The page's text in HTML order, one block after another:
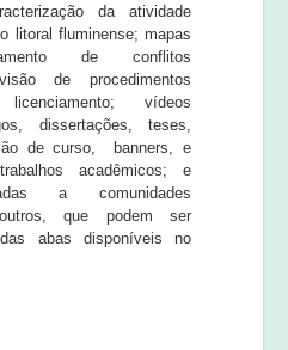
da atividade
litoral fluminense; mapas
de conflitos
de procedimentos
vídeos
dissertações, teses,
de curso, banners, e
acadêmicos; e
a comunidades
que podem ser
abas disponíveis no